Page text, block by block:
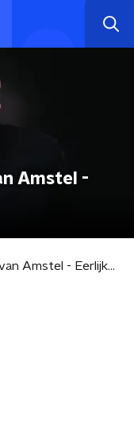
Amstel -
Druktemaker Kees van Amstel - Eerlijkheid